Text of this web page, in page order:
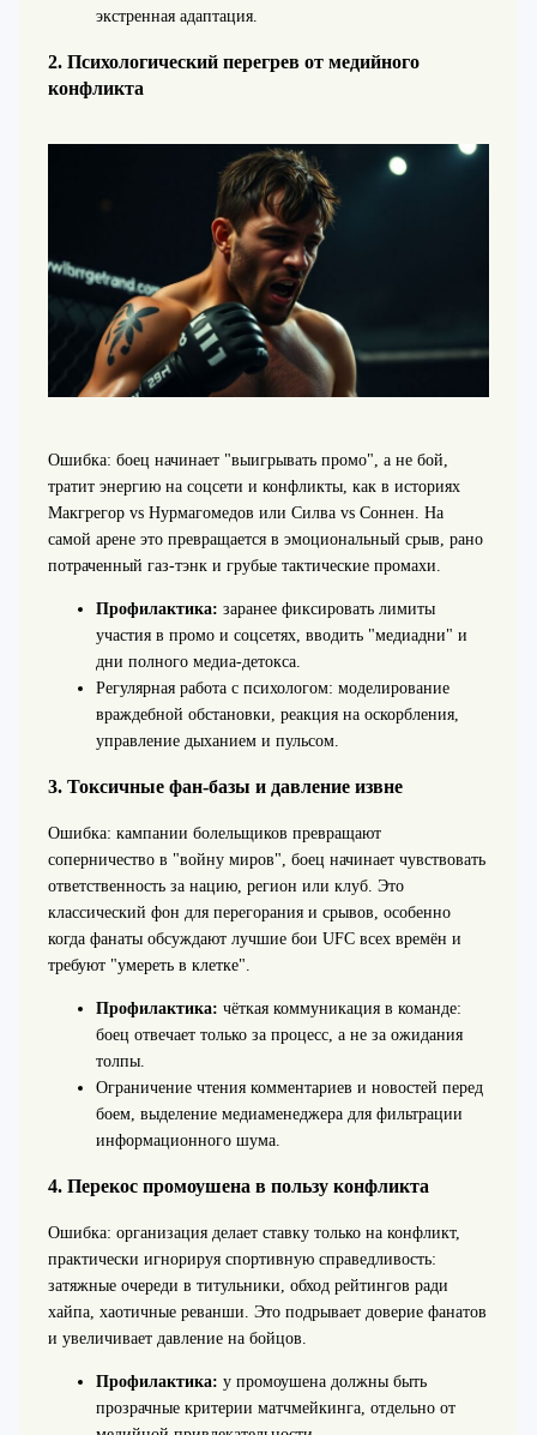
экстренная адаптация.
2. Психологический перегрев от медийного
конфликта
Ошибка: боец начинает "выигрывать промо", а не бой,
тратит энергию на соцсети и конфликты, как в историях
Макгрегор vs Нурмагомедов или Силва vs Соннен. На
самой арене это превращается в эмоциональный срыв, рано
потраченный газ-тэнк и грубые тактические промахи.
Профилактика: заранее фиксировать лимиты
участия в промо и соцсетях, вводить "медиадни" и
дни полного медиа-детокса.
Регулярная работа с психологом: моделирование
враждебной обстановки, реакция на оскорбления,
управление дыханием и пульсом.
3. Токсичные фан-базы и давление извне
Ошибка: кампании болельщиков превращают
соперничество в "войну миров", боец начинает чувствовать
ответственность за нацию, регион или клуб. Это
классический фон для перегорания и срывов, особенно
когда фанаты обсуждают лучшие бои UFC всех времён и
требуют "умереть в клетке".
Профилактика: чёткая коммуникация в команде:
боец отвечает только за процесс, а не за ожидания
толпы.
Ограничение чтения комментариев и новостей перед
боем, выделение медиаменеджера для фильтрации
информационного шума.
4. Перекос промоушена в пользу конфликта
Ошибка: организация делает ставку только на конфликт,
практически игнорируя спортивную справедливость:
затяжные очереди в титульники, обход рейтингов ради
хайпа, хаотичные реванши. Это подрывает доверие фанатов
и увеличивает давление на бойцов.
Профилактика: у промоушена должны быть
прозрачные критерии матчмейкинга, отдельно от